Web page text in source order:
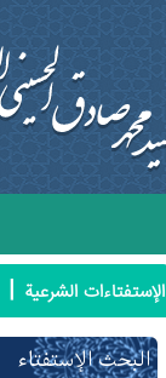
الإستفتاءات الشرعیة |
البحث الإستفتاء